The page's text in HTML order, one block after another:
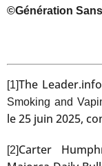
©Génération
[1]The
Smoking and
le 25 juin 2025,
[2]Carter